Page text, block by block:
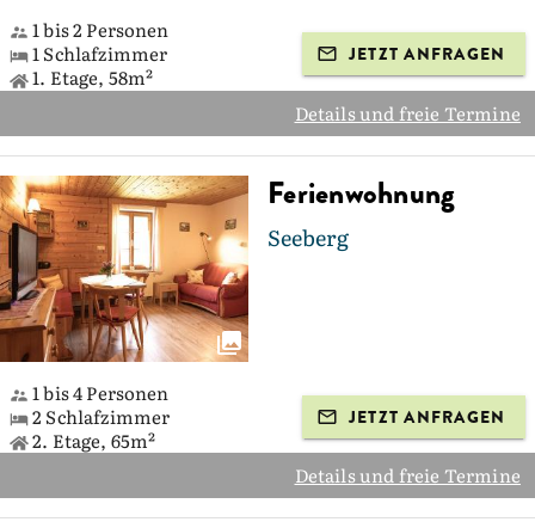
1 bis 2 Personen
1 Schlafzimmer
1. Etage, 58m²
JETZT ANFRAGEN
Details und freie Termine
Ferienwohnung
Seeberg
1 bis 4 Personen
2 Schlafzimmer
2. Etage, 65m²
JETZT ANFRAGEN
Details und freie Termine